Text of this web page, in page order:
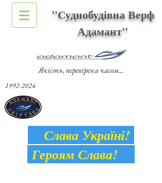
"Суднобудівна Верф
Адамант"
Якість, перевірена часом...
1992-2024
Слава Україні!
Героям Слава!